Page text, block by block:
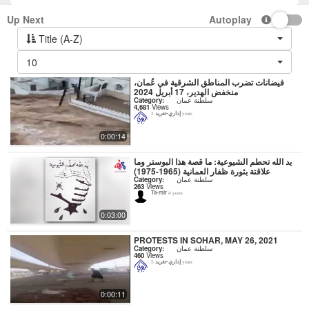
Up Next
Autoplay
Title (A-Z)
10
0:00:14
فيضانات تضرب المناطق الشرقية في عُمان،
منخفض الهدير، 17 أبريل 2024
Category: سلطنة عمان
4,681Views
إداري-تغريد 2 years
0:03:00
يد الله تحطم الشيوعية: ما قصة هذا البوستر وما
علاقتة بثورة ظفار العمانية (1965-1975)
Category: سلطنة عمان
263 Views
Ta-mir 4 years
0:00:11
PROTESTS IN SOHAR, MAY 26, 2021
Category: سلطنة عمان
460 Views
إداري-تغريد 5 years